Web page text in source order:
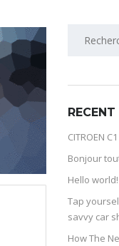
CITROEN
Bonjour
Hello world!
Tap
savvy car
How The